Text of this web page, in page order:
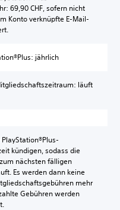
69,90 CHF, sofern nicht
Konto verknüpfte E-Mail-
jährlich
läuft
kündigen, sodass die
nächsten fälligen
Es werden dann keine
mehr
Gebühren werden